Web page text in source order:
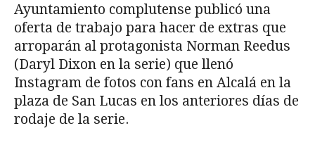
Ayuntamiento complutense publicó una
oferta de trabajo para hacer de extras que
arroparán al protagonista Norman Reedus
(Daryl Dixon en la serie) que llenó
Instagram de fotos con fans en Alcalá en la
plaza de San Lucas en los anteriores días de
rodaje de la serie.